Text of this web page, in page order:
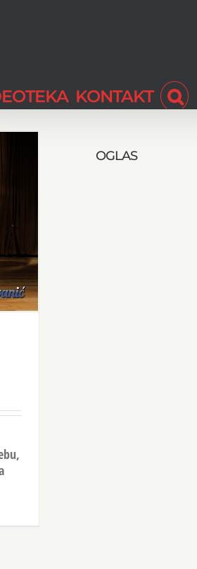
KONTAKT
OGLAS